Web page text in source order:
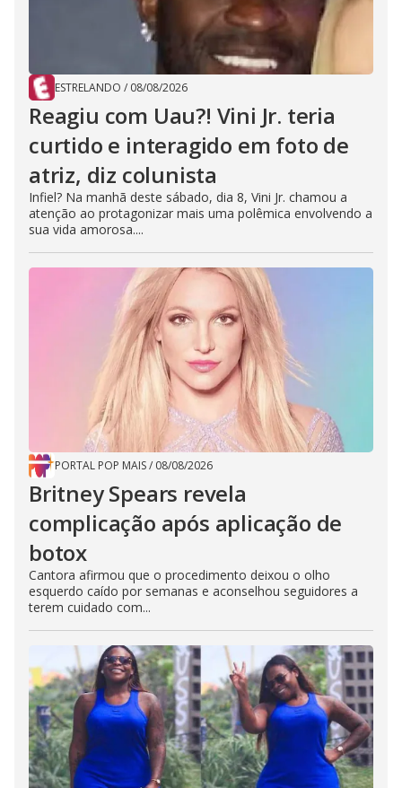
ESTRELANDO / 08/08/2026
Reagiu com Uau?! Vini Jr. teria
curtido e interagido em foto de
atriz, diz colunista
Infiel? Na manhã deste sábado, dia 8, Vini Jr. chamou a
atenção ao protagonizar mais uma polêmica envolvendo a
sua vida amorosa....
PORTAL POP MAIS/ 08/08/2026
Britney Spears revela
complicação após aplicação de
botox
Cantora afirmou que o procedimento deixou o olho
esquerdo caído por semanas e aconselhou seguidores a
terem cuidado com...